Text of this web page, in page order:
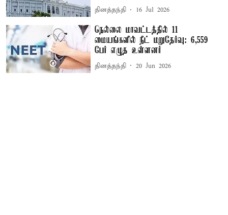
தினத்தந்தி 16 Jul 2026
நெல்லை மாவட்டத்தில் 11
மையங்களில் நீட் மறுதேர்வு: 6,559
பேர் எழுத உள்ளனர்
தினத்தந்தி 20 Jun 2026